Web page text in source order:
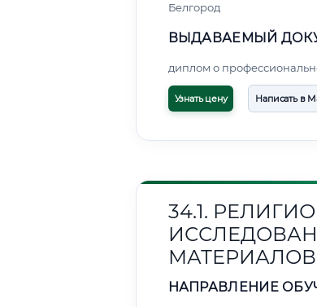
Белгород
ВЫДАВАЕМЫЙ
диплом о
Узнать цену Написать в
34.1.
МАТЕРИАЛОВ
НАПРАВЛЕНИЕ